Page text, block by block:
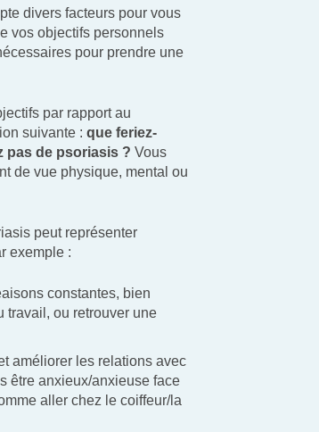
divers facteurs pour vous
vos objectifs personnels
pour prendre une
par rapport au
suivante : que feriez-
pas de psoriasis ? Vous
de vue physique, mental ou
peut représenter
exemple :
constantes, bien
travail, ou retrouver une
améliorer les relations avec
être anxieux/anxieuse face
aller chez le coiffeur/la